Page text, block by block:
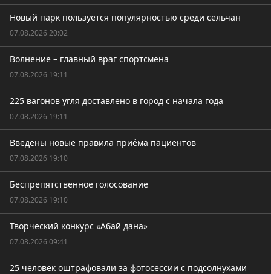
Новый парк пользуется популярностью среди сельчан
07.08.2026 20:02
Волнение – главный враг спортсмена
07.08.2026 19:11
225 вагонов угля доставлено в город с начала года
07.08.2026 19:11
Введены новые правила приёма пациентов
07.08.2026 19:10
Беспрепятственное голосование
07.08.2026 19:10
Творческий конкурс «Абай дана»
07.08.2026 09:41
25 человек оштрафовали за фотосессии с подсолнухами